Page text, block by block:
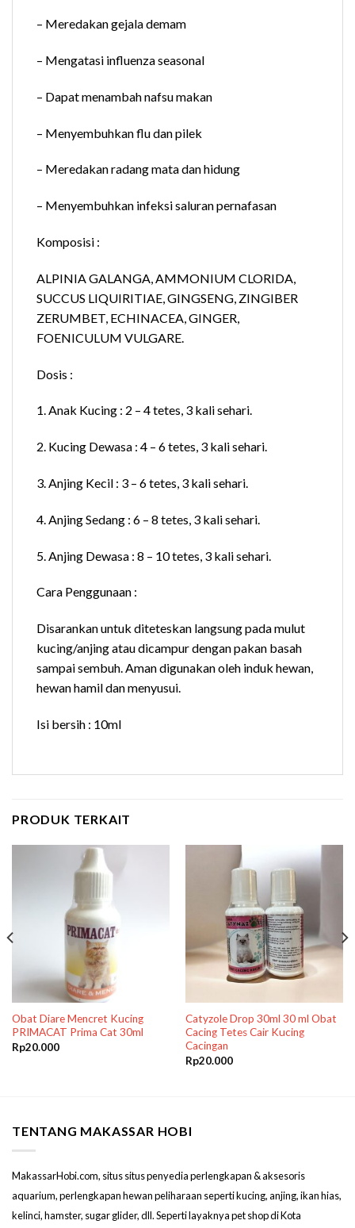
– Meredakan gejala demam
– Mengatasi influenza seasonal
– Dapat menambah nafsu makan
– Menyembuhkan flu dan pilek
– Meredakan radang mata dan hidung
– Menyembuhkan infeksi saluran pernafasan
Komposisi :
ALPINIA GALANGA, AMMONIUM CLORIDA,
SUCCUS LIQUIRITIAE, GINGSENG, ZINGIBER
ZERUMBET, ECHINACEA, GINGER,
FOENICULUM VULGARE.
Dosis :
1. Anak Kucing : 2 – 4 tetes, 3 kali sehari.
2. Kucing Dewasa : 4 – 6 tetes, 3 kali sehari.
3. Anjing Kecil : 3 – 6 tetes, 3 kali sehari.
4. Anjing Sedang : 6 – 8 tetes, 3 kali sehari.
5. Anjing Dewasa : 8 – 10 tetes, 3 kali sehari.
Cara Penggunaan :
Disarankan untuk diteteskan langsung pada mulut
kucing/anjing atau dicampur dengan pakan basah
sampai sembuh. Aman digunakan oleh induk hewan,
hewan hamil dan menyusui.
Isi bersih : 10ml
PRODUK TERKAIT
Obat Diare Mencret Kucing
PRIMACAT Prima Cat 30ml
Rp20.000
Catyzole Drop 30ml 30 ml Obat
Cacing Tetes Cair Kucing
Cacingan
Rp20.000
TENTANG MAKASSAR HOBI
MakassarHobi.com, situs situs penyedia perlengkapan & aksesoris
aquarium, perlengkapan hewan peliharaan seperti kucing, anjing, ikan hias,
kelinci, hamster, sugar glider, dll. Seperti layaknya pet shop di Kota